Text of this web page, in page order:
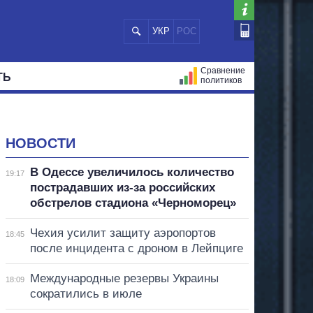
УКР РОС
Сравнение
политиков
НОВОСТИ
19:17
В Одессе увеличилось количество
пострадавших из-за российских
обстрелов стадиона «Черноморец»
18:45
Чехия усилит защиту аэропортов
после инцидента с дроном в Лейпциге
18:09
Международные резервы Украины
сократились в июле